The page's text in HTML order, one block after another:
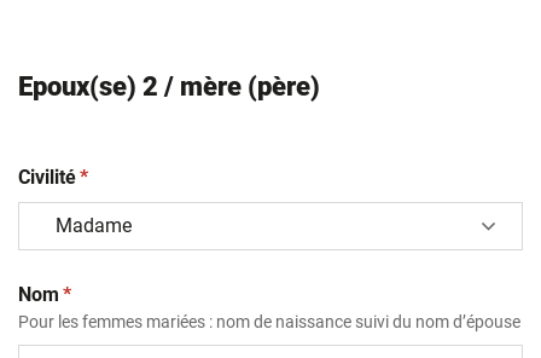
Epoux(se) 2 / mère (père)
Civilité(obligatoire)
*
Nom (obligatoire)
*
Pour les femmes mariées : nom de naissance suivi du nom d’épouse